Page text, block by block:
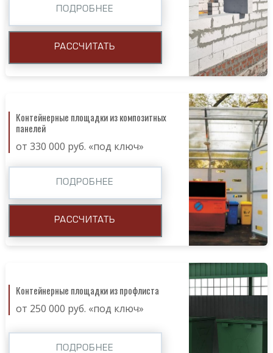
ПОДРОБНЕЕ
РАССЧИТАТЬ
Контейнерные площадки из композитных
панелей
от 330 000 руб. «под ключ»
ПОДРОБНЕЕ
РАССЧИТАТЬ
Контейнерные площадки из профлиста
от 250 000 руб. «под ключ»
ПОДРОБНЕЕ